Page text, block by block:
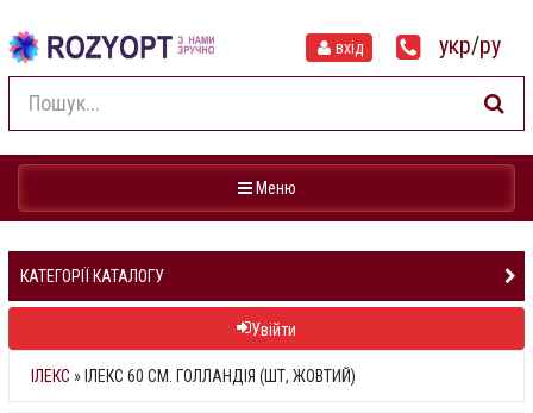
вхід укр/ру
Навігація
Меню
КАТЕГОРІЇ КАТАЛОГУ
Увійти
ІЛЕКС » ІЛЕКС 60 СМ. ГОЛЛАНДІЯ (ШТ, ЖОВТИЙ)